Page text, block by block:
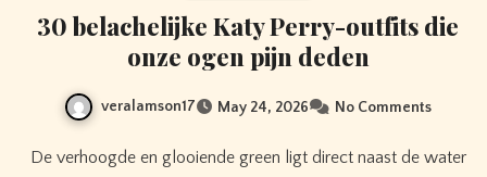
30 belachelijke Katy Perry-outfits die
onze ogen pijn deden
veralamson17 May 24, 2026 No Comments
De verhoogde en glooiende green ligt direct naast de water